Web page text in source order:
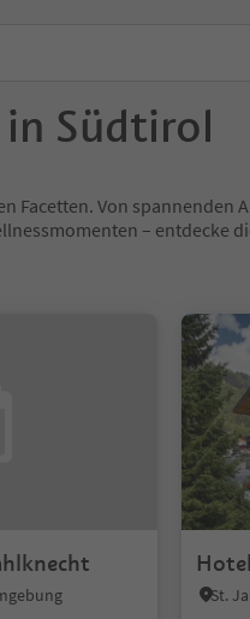
in Südtirol
Facetten. Von
– entdecke